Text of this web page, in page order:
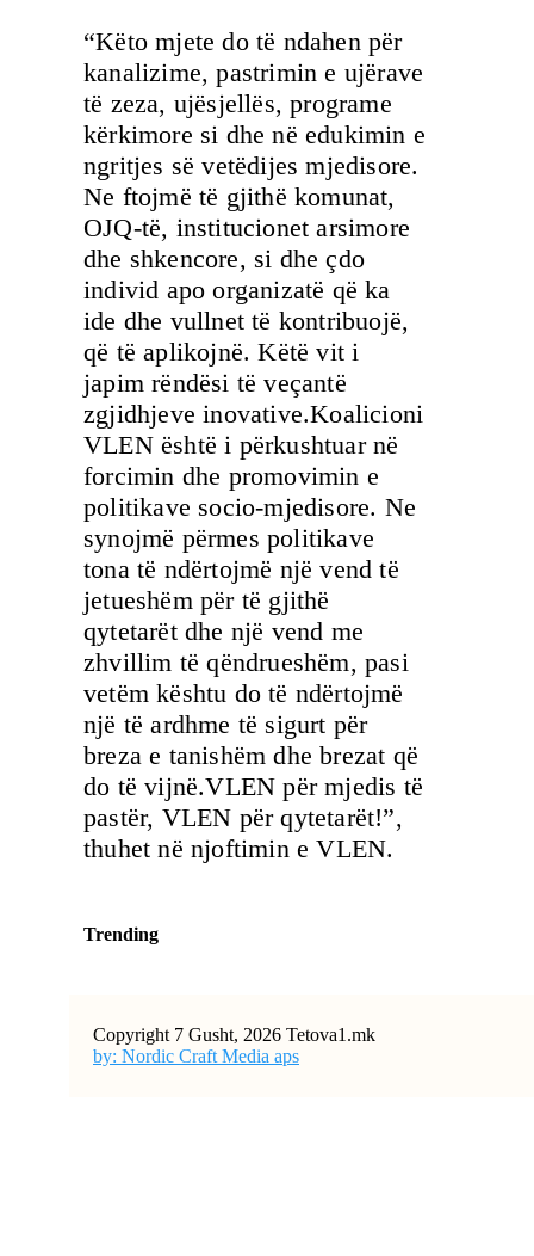
“Këto mjete do të ndahen për
kanalizime, pastrimin e ujërave
të zeza, ujësjellës, programe
kërkimore si dhe në edukimin e
ngritjes së vetëdijes mjedisore.
Ne ftojmë të gjithë komunat,
OJQ-të, institucionet arsimore
dhe shkencore, si dhe çdo
individ apo organizatë që ka
ide dhe vullnet të kontribuojë,
që të aplikojnë. Këtë vit i
japim rëndësi të veçantë
zgjidhjeve inovative.Koalicioni
VLEN është i përkushtuar në
forcimin dhe promovimin e
politikave socio-mjedisore. Ne
synojmë përmes politikave
tona të ndërtojmë një vend të
jetueshëm për të gjithë
qytetarët dhe një vend me
zhvillim të qëndrueshëm, pasi
vetëm kështu do të ndërtojmë
një të ardhme të sigurt për
breza e tanishëm dhe brezat që
do të vijnë.VLEN për mjedis të
pastër, VLEN për qytetarët!”,
thuhet në njoftimin e VLEN.
Trending
Copyright 7 Gusht, 2026 Tetova1.mk
by: Nordic Craft Media aps